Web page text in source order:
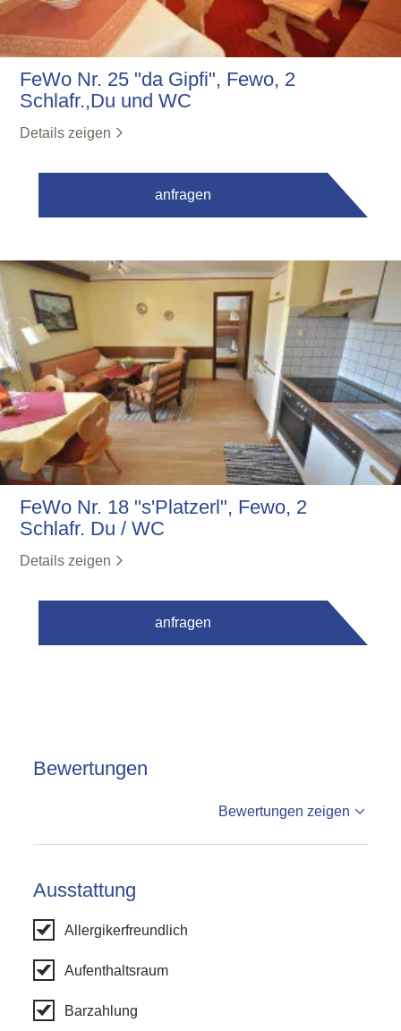
FeWo Nr. 25 "da Gipfi", Fewo, 2
Schlafr.,Du und WC
Details zeigen
anfragen
FeWo Nr. 18 "s'Platzerl", Fewo, 2
Schlafr. Du / WC
Details zeigen
anfragen
Bewertungen
Bewertungen zeigen
Ausstattung
Allergikerfreundlich
Aufenthaltsraum
Barzahlung